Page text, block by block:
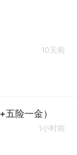
10天前
险一金）
1小时前